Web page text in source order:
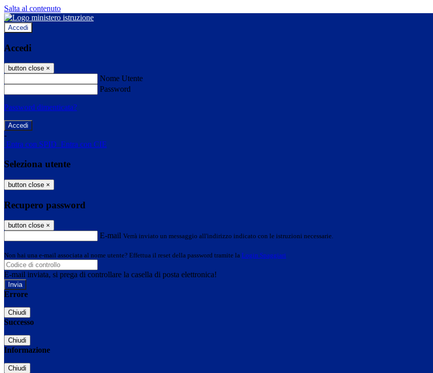
Salta al contenuto
Accedi
Accedi
button close ×
Nome Utente
Password
Password dimenticata?
-
Entra con SPID Entra con CIE
Seleziona utente
button close ×
Recupero password
button close ×
E-mail Verrà inviato un messaggio all'indirizzo indicato con le istruzioni necessarie.
Non hai una e-mail associata al nome utente? Effettua il reset della password tramite la Login Spaggiari
E-mail inviata, si prega di controllare la casella di posta elettronica!
Errore
Chiudi
Successo
Chiudi
Informazione
Chiudi